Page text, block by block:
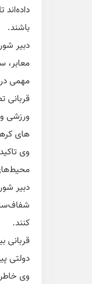
باشند.
دبیر
مهمی
قربانی
ورزشی و
های
وی
دبیر
کنند.
قربانی
دولتی
وی